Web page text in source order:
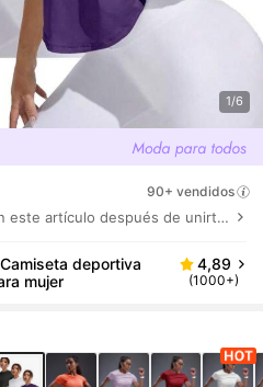
1/6
90+ vendidos
este artículo después de unirte.
deportiva
mujer
4,89
(1000+)